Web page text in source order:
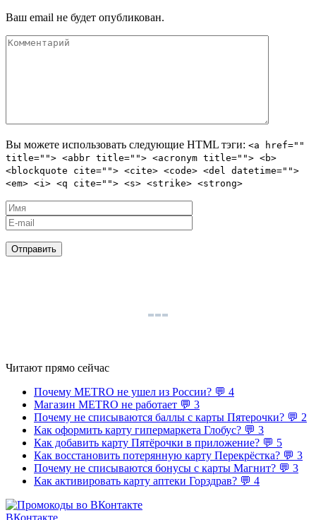
Ваш email не будет опубликован.
Вы можете использовать следующие HTML тэги: <a href=""
title=""> <abbr title=""> <acronym title=""> <b>
<blockquote cite=""> <cite> <code> <del datetime="">
<em> <i> <q cite=""> <s> <strike> <strong>
Читают прямо сейчас
Почему METRO не ушел из России? 💬 4
Магазин METRO не работает 💬 3
Почему не списываются баллы с карты Пятерочки? 💬 2
Как оформить карту гипермаркета Глобус? 💬 3
Как добавить карту Пятёрочки в приложение? 💬 5
Как восстановить потерянную карту Перекрёстка? 💬 3
Почему не списываются бонусы с карты Магнит? 💬 3
Как активировать карту аптеки Горздрав? 💬 4
ВКонтакте